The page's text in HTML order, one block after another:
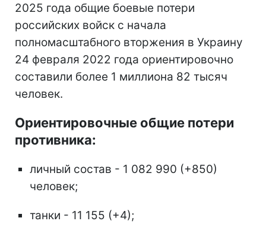
2025 года общие боевые потери
российских войск с начала
полномасштабного вторжения в Украину
24 февраля 2022 года ориентировочно
составили более 1 миллиона 82 тысяч
человек.
Ориентировочные общие потери
противника:
личный состав - 1 082 990 (+850)
человек;
танки - 11 155 (+4);